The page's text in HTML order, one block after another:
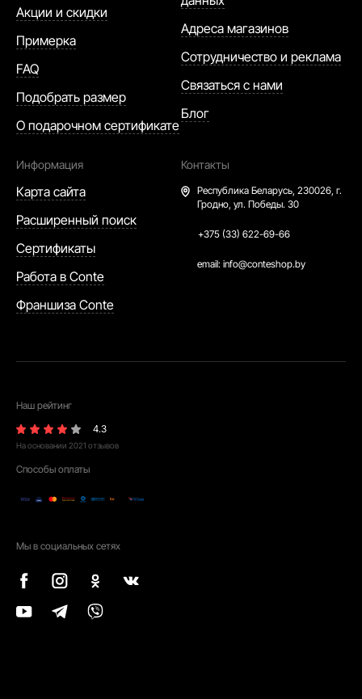
Акции и скидки
Примерка
FAQ
Подобрать размер
О подарочном сертификате
Адреса магазинов
Сотрудничество и реклама
Связаться с нами
Блог
Информация
Карта сайта
Расширенный поиск
Сертификаты
Работа в Conte
Франшиза Conte
Контакты
Республика Беларусь, 230026, г.
Гродно, ул. Победы. 30
+375 (33) 622-69-66
email: info@conteshop.by
Наш рейтинг
4.3
На основании 2021 отзывов
Способы оплаты
Мы в социальных сетях